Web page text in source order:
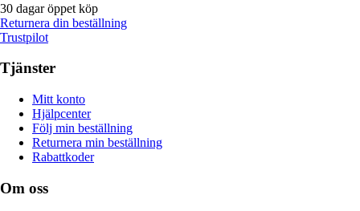
30 dagar öppet köp
Returnera din beställning
Trustpilot
Tjänster
Mitt konto
Hjälpcenter
Följ min beställning
Returnera min beställning
Rabattkoder
Om oss